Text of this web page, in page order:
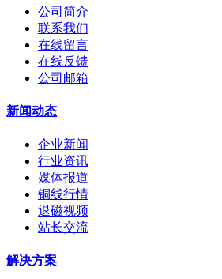
公司简介
联系我们
在线留言
在线反馈
公司邮箱
新闻动态
企业新闻
行业资讯
媒体报道
铜线行情
退磁视频
站长交流
解决方案